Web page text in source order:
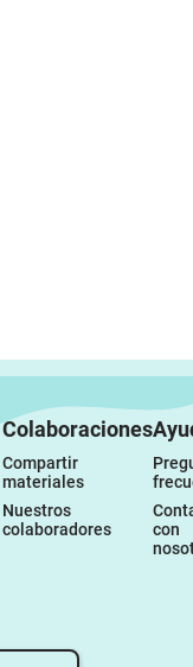
Colaboraciones
Compartir
materiales
Nuestros
colaboradores
con